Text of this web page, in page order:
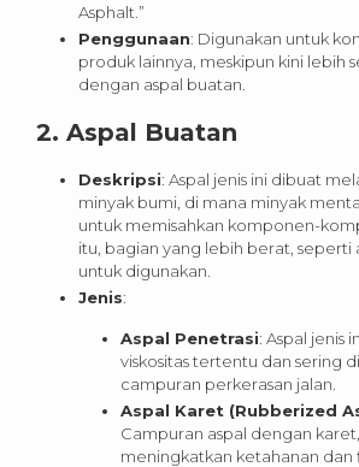
Asphalt.”
Penggunaan: Digunakan untuk
produk lainnya, meskipun kini lebih
dengan aspal buatan.
2. Aspal Buatan
Deskripsi: Aspal jenis ini dibuat
minyak bumi, di mana minyak
untuk memisahkan komponen-
itu, bagian yang lebih berat, seperti
untuk digunakan.
Jenis:
Aspal Penetrasi: Aspal jenis
viskositas tertentu dan sering
campuran perkerasan jalan.
Aspal Karet (Rubberized
Campuran aspal dengan
meningkatkan ketahanan dan